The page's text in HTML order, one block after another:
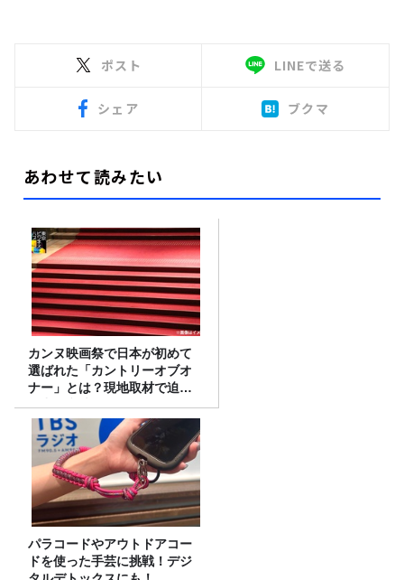
ポスト LINEで送る
シェア ブクマ
あわせて読みたい
カンヌ映画祭で日本が初めて
選ばれた「カントリーオブオ
ナー」とは？現地取材で迫る
選出の意味
パラコードやアウトドアコー
ドを使った手芸に挑戦！デジ